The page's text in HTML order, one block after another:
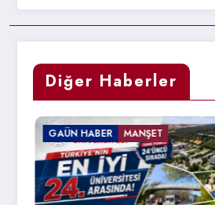
Diğer Haberler
GAÜN